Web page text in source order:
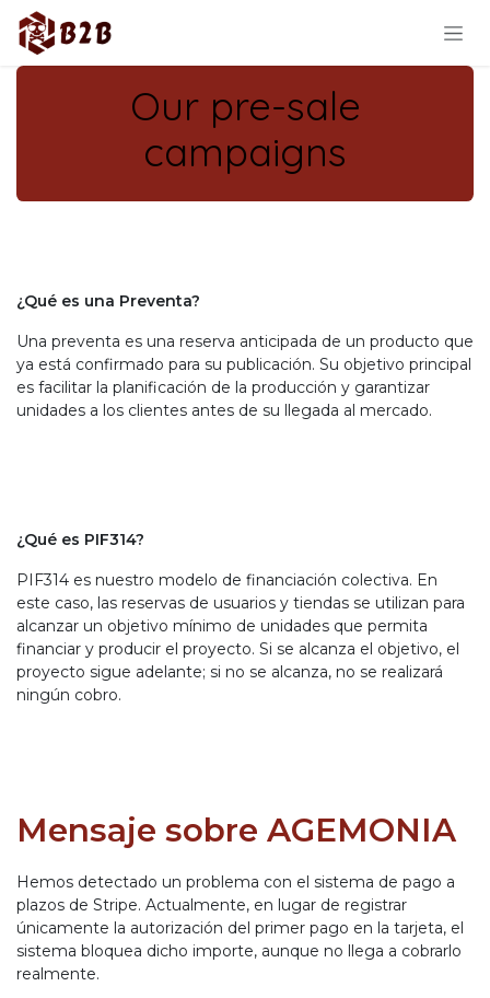
Skip to Content
Our pre-sale
campaigns
¿Qué es una Preventa?
Una preventa es una reserva anticipada de un producto que
ya está confirmado para su publicación. Su objetivo principal
es facilitar la planificación de la producción y garantizar
unidades a los clientes antes de su llegada al mercado.
¿Qué es PIF314?
PIF314 es nuestro modelo de financiación colectiva. En
este caso, las reservas de usuarios y tiendas se utilizan para
alcanzar un objetivo mínimo de unidades que permita
financiar y producir el proyecto. Si se alcanza el objetivo, el
proyecto sigue adelante; si no se alcanza, no se realizará
ningún cobro.
Mensaje sobre AGEMONIA
Hemos detectado un problema con el sistema de pago a
plazos de Stripe. Actualmente, en lugar de registrar
únicamente la autorización del primer pago en la tarjeta, el
sistema bloquea dicho importe, aunque no llega a cobrarlo
realmente.